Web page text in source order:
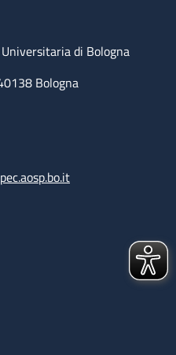
di Bologna
Bologna